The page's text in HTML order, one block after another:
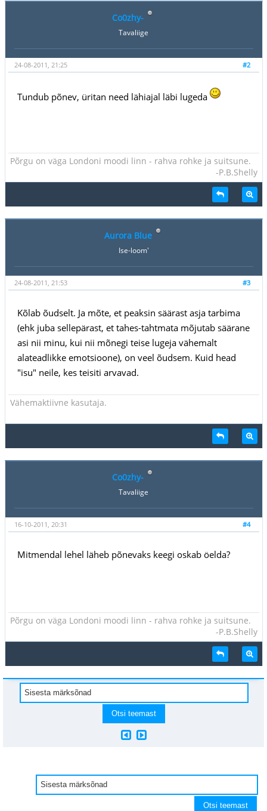
Co0zhy-
Tavaliige
#2
24-08-2011, 21:25
Tundub põnev, üritan need lähiajal läbi lugeda
Põrgu on väga Londoni moodi linn - rahva rohke ja suitsune.
-P.B.Shelly
Aurora Blue
Ise-loom'
#3
24-08-2011, 21:53
Kõlab õudselt. Ja mõte, et peaksin säärast asja tarbima
(ehk juba sellepärast, et tahes-tahtmata mõjutab säärane
asi nii minu, kui nii mõnegi teise lugeja vähemalt
alateadlikke emotsioone), on veel õudsem. Kuid head
"isu" neile, kes teisiti arvavad.
Vähemaktiivne kasutaja.
Co0zhy-
Tavaliige
#4
16-10-2011, 20:31
Mitmendal lehel läheb põnevaks keegi oskab öelda?
Põrgu on väga Londoni moodi linn - rahva rohke ja suitsune.
-P.B.Shelly